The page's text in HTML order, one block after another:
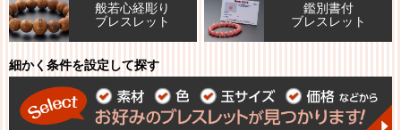
般若心経彫り
ブレスレット
鑑別書付
ブレスレット
細かく条件を設定して探す